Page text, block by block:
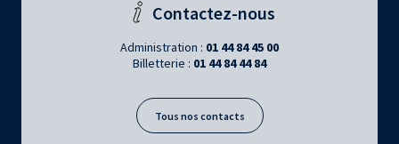
Contactez-nous
Administration : 01 44 84 45 00
Billetterie : 01 44 84 44 84
Tous nos contacts